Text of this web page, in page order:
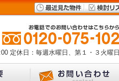
定休日：毎週水曜日、第１・３火曜日